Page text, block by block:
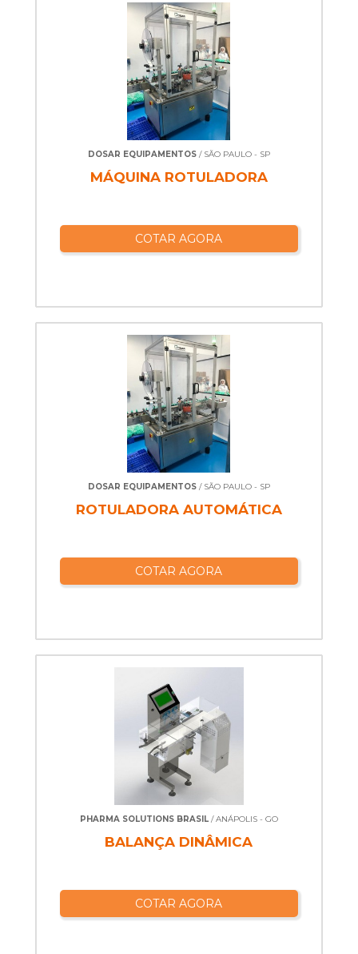
DOSAR EQUIPAMENTOS/ SÃO PAULO - SP
MÁQUINA ROTULADORA
COTAR AGORA
DOSAR EQUIPAMENTOS/ SÃO PAULO - SP
ROTULADORA AUTOMÁTICA
COTAR AGORA
PHARMA SOLUTIONS BRASIL/ ANÁPOLIS - GO
BALANÇA DINÂMICA
COTAR AGORA